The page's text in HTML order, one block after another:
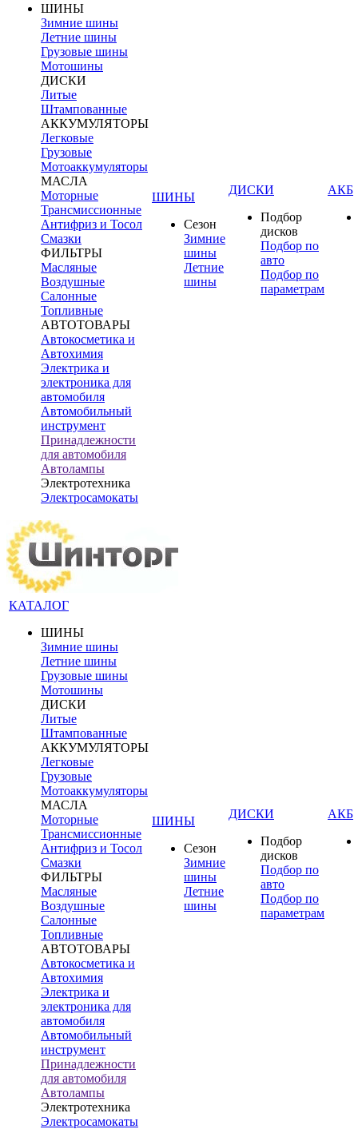
ШИНЫ
Зимние шины
Летние шины
Грузовые шины
Мотошины
ДИСКИ
Литые
Штампованные
АККУМУЛЯТОРЫ
Легковые
Грузовые
Мотоаккумуляторы
МАСЛА
Моторные
Трансмиссионные
Антифриз и Тосол
Смазки
ФИЛЬТРЫ
Масляные
Воздушные
Салонные
Топливные
АВТОТОВАРЫ
Автокосметика и
Автохимия
Электрика и
электроника для
автомобиля
Автомобильный
инструмент
Принадлежности
для автомобиля
Автолампы
Электротехника
Электросамокаты
ШИНЫ
Сезон
Зимние
шины
Летние
шины
ДИСКИ
Подбор
дисков
Подбор по
авто
Подбор по
параметрам
АКБ
КАТАЛОГ
ШИНЫ
Зимние шины
Летние шины
Грузовые шины
Мотошины
ДИСКИ
Литые
Штампованные
АККУМУЛЯТОРЫ
Легковые
Грузовые
Мотоаккумуляторы
МАСЛА
Моторные
Трансмиссионные
Антифриз и Тосол
Смазки
ФИЛЬТРЫ
Масляные
Воздушные
Салонные
Топливные
АВТОТОВАРЫ
Автокосметика и
Автохимия
Электрика и
электроника для
автомобиля
Автомобильный
инструмент
Принадлежности
для автомобиля
Автолампы
Электротехника
Электросамокаты
ШИНЫ
Сезон
Зимние
шины
Летние
шины
ДИСКИ
Подбор
дисков
Подбор по
авто
Подбор по
параметрам
АКБ